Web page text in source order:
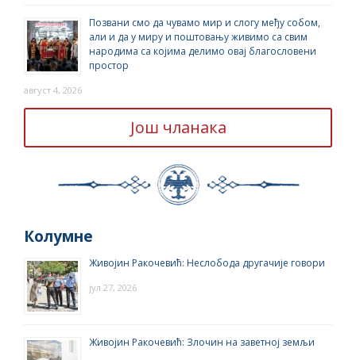
Позвани смо да чувамо мир и слогу међу собом,
али и да у миру и поштовању живимо са свим
народима са којима делимо овај благословени
простор
август 4, 2026
Још чланака
Колумне
Живојин Ракочевић: Неслобода другачије говори
јул 27, 2026
Живојин Ракочевић: Злочин на заветној земљи